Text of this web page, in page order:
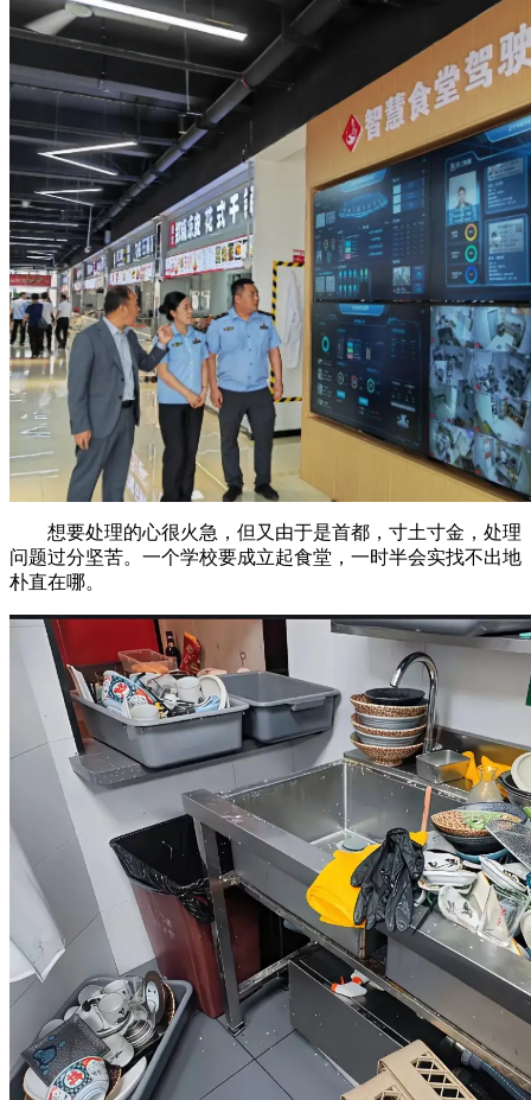
想要处理的心很火急，但又由于是首都，寸土寸金，处理
问题过分坚苦。一个学校要成立起食堂，一时半会实找不出地
朴直在哪。